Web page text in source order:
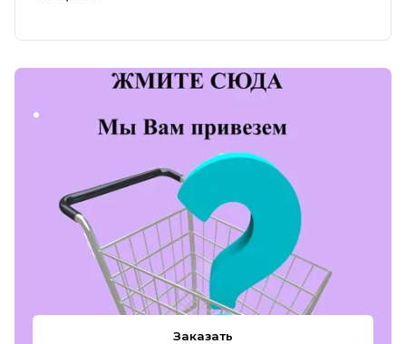
.
Заказать